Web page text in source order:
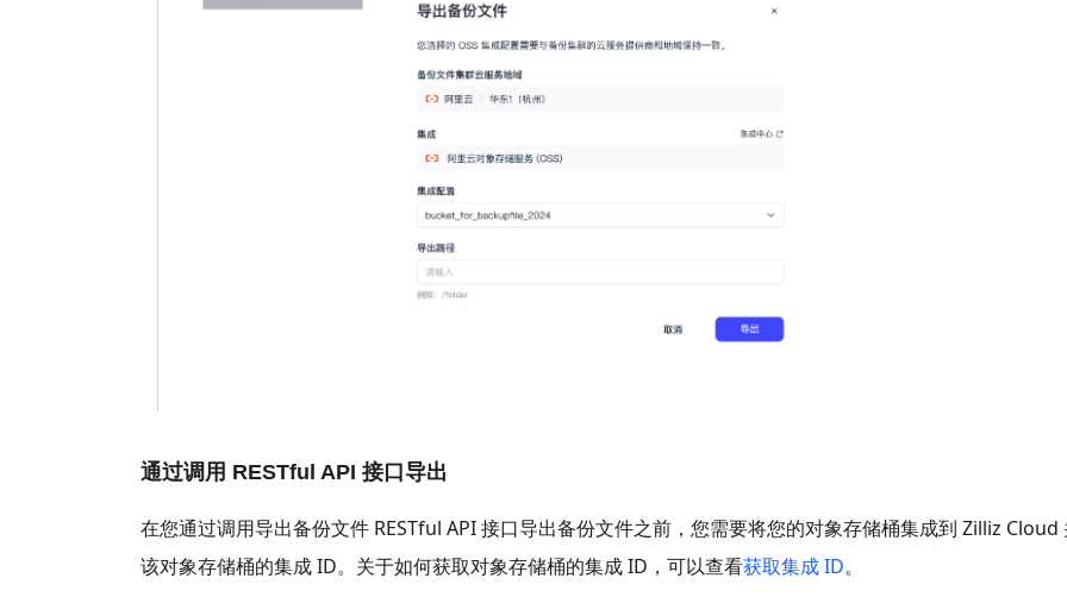
通过调用 RESTful API 接口导出
在您通过调用导出备份文件 RESTful API 接口导出备份文件之前，您需要将您的对象存储桶集成到 Zilliz Cloud
该对象存储桶的集成 ID。关于如何获取对象存储桶的集成 ID，可以查看获取集成 ID。